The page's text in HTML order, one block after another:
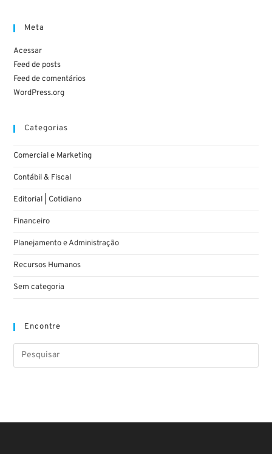
Meta
Acessar
Feed de posts
Feed de comentários
WordPress.org
Categorias
Comercial e Marketing
Contábil & Fiscal
Editorial | Cotidiano
Financeiro
Planejamento e Administração
Recursos Humanos
Sem categoria
Encontre